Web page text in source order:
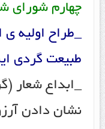
چهارم شورای
_طراح اولیه ی
طبیعت گردی
_ابداع شعار
نشان دادن